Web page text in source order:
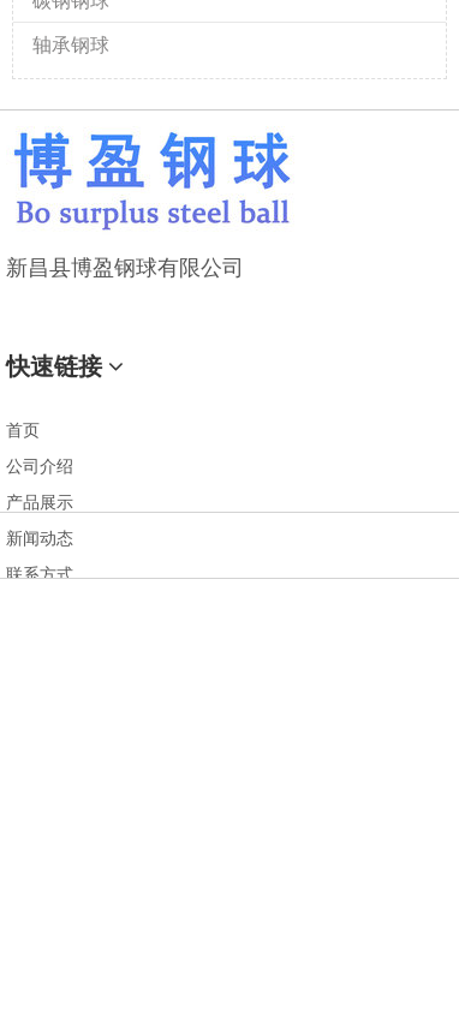
轴承钢球
新昌县博盈钢球有限公司
快速链接
首页
公司介绍
产品展示
新闻动态
联系方式